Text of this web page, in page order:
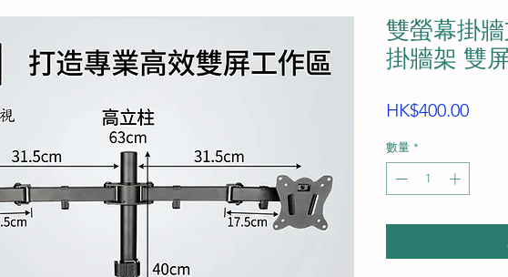
雙螢幕掛
掛牆架 雙
HK$400.00價
數量 *